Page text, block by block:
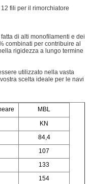
fili per il rimorchiatore
di alti monofilamenti e dei
combinati per contribuire al
rigidezza a lungo termine
utilizzato nella vasta
scelta ideale per le navi
MBL
KN
84,4
107
133
154